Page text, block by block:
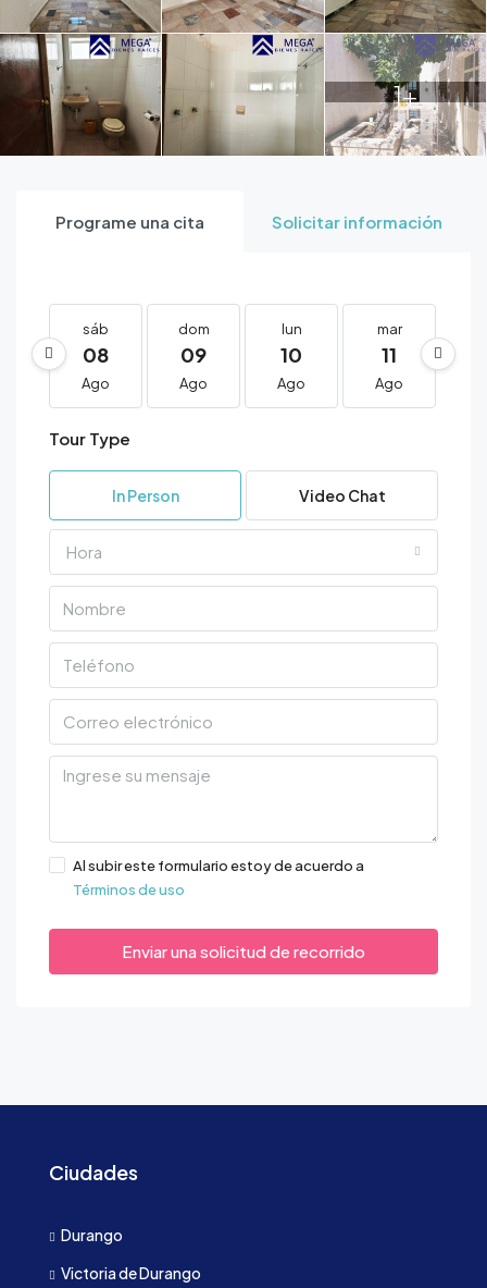
1+
Programe una cita Solicitar información
sáb
08
Ago
dom
09
Ago
lun
10
Ago
mar
11
Ago
Tour Type
In Person Video Chat
Hora
Al subir este formulario estoy de acuerdo a
Términos de uso
Enviar una solicitud de recorrido
Ciudades
Durango
Victoria de Durango